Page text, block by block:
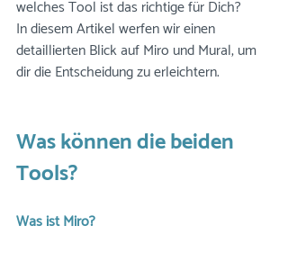
welches Tool ist das richtige für Dich?
In diesem Artikel werfen wir einen
detaillierten Blick auf Miro und Mural, um
dir die Entscheidung zu erleichtern.
Was können die beiden
Tools?
Was ist Miro?